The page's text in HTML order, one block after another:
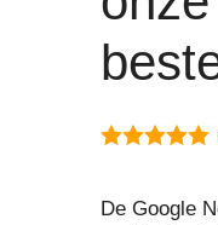
De Google